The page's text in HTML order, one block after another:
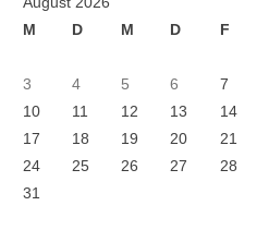
M
D M D F
3
4 5 6 7
10
11 12 13 14
17
18 19 20 21
24
25 26 27 28
31